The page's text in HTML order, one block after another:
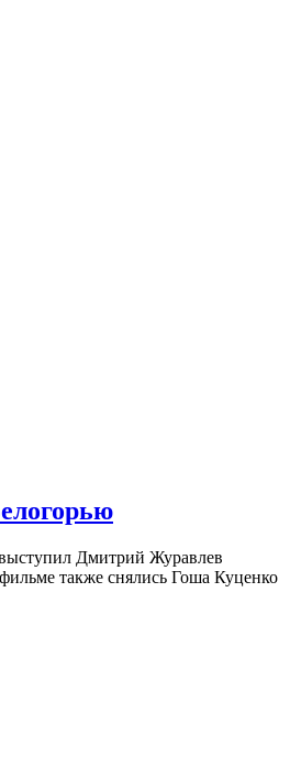
Дмитрий Журавлев
также снялись Гоша Куценко